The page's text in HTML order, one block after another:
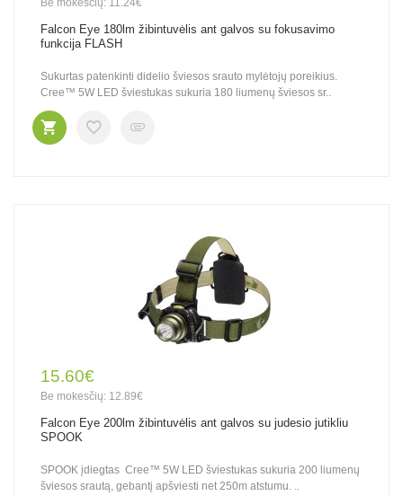
Falcon Eye 180lm žibintuvėlis ant galvos su fokusavimo
funkcija FLASH
Sukurtas patenkinti didelio šviesos srauto mylėtojų poreikius.
Cree™ 5W LED šviestukas sukuria 180 liumenų šviesos sr..
15.60€
Be mokesčių: 12.89€
Falcon Eye 200lm žibintuvėlis ant galvos su judesio jutikliu
SPOOK
SPOOK įdiegtas Cree™ 5W LED šviestukas sukuria 200 liumenų
šviesos srautą, gebantį apšviesti net 250m atstumu. ..